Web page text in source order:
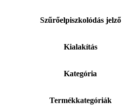
Szűrőelpiszkolódás jelző
Kialakítás
Kategória
Termékkategóriák